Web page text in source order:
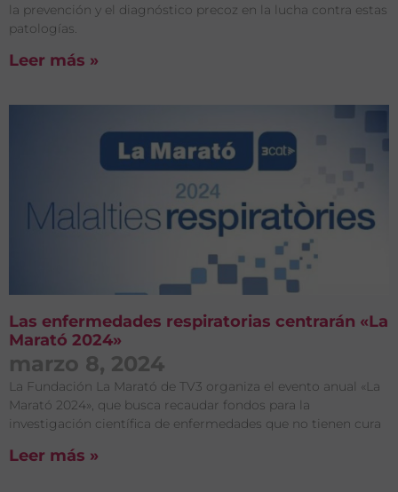
la prevención y el diagnóstico precoz en la lucha contra estas
patologías.
Leer más »
Las enfermedades respiratorias centrarán «La
Marató 2024»
marzo 8, 2024
La Fundación La Marató de TV3 organiza el evento anual «La
Marató 2024», que busca recaudar fondos para la
investigación científica de enfermedades que no tienen cura
Leer más »